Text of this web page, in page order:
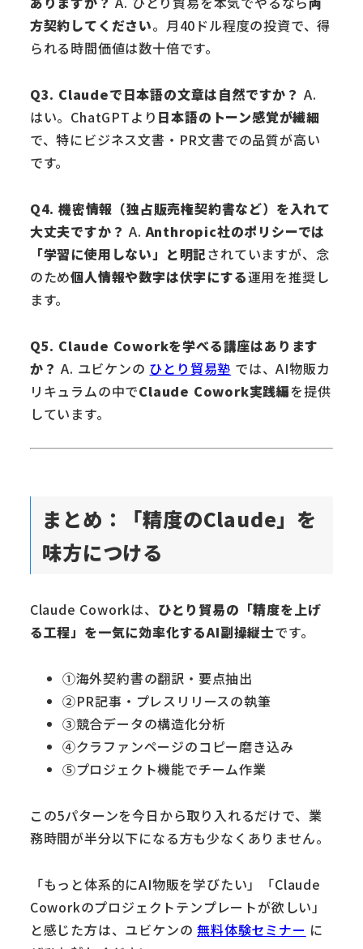
方契約してください。月40ドル程度の投資で、得
られる時間価値は数十倍です。
Q3. Claudeで日本語の文章は自然ですか？ A.
はい。ChatGPTより 日本語のトーン感覚が繊細
で、特にビジネス文書・PR文書での品質が高い
です。
Q4. 機密情報（独占販売権契約書など）を入れて
大丈夫ですか？ A.Anthropic社のポリシーでは
「学習に使用しない」と明記されていますが、念
のため個人情報や数字は伏字にする運用を推奨し
ます。
Q5. Claude Coworkを学べる講座はあります
か？ A. ユビケンの ひとり貿易塾 では、AI物販カ
リキュラムの中でClaude Cowork実践編を提供
しています。
まとめ：「精度のClaude」を
味方につける
Claude Coworkは、 ひとり貿易の「精度を上げ
る工程」を一気に効率化するAI副操縦士です。
①海外契約書の翻訳・要点抽出
②PR記事・プレスリリースの執筆
③競合データの構造化分析
④クラファンページのコピー磨き込み
⑤プロジェクト機能でチーム作業
この5パターンを今日から取り入れるだけで、業
務時間が半分以下になる方も少なくありません。
「もっと体系的にAI物販を学びたい」「Claude
Coworkのプロジェクトテンプレートが欲しい」
と感じた方は、ユビケンの無料体験セミナー に